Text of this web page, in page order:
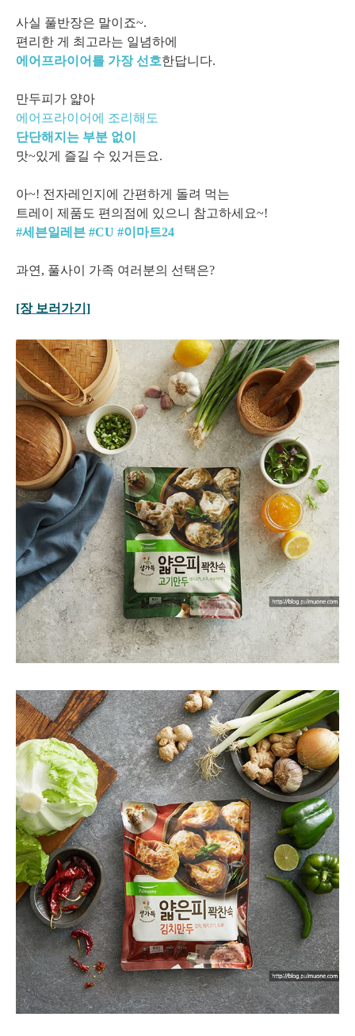
사실 풀반장은 말이죠~.
편리한 게 최고라는 일념하에
에어프라이어를 가장 선호한답니다.
만두피가 얇아
에어프라이어에 조리해도
단단해지는 부분 없이
맛~있게 즐길 수 있거든요.
아~! 전자레인지에 간편하게 돌려 먹는
트레이 제품도 편의점에 있으니 참고하세요~!
#세븐일레븐 #CU #이마트24
과연, 풀사이 가족 여러분의 선택은?
[장 보러가기]